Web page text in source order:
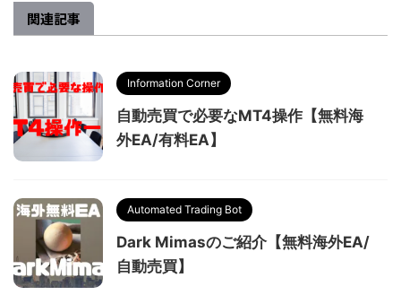
関連記事
Information Corner
自動売買で必要なMT4操作【無料海
外EA/有料EA】
Automated Trading Bot
Dark Mimasのご紹介【無料海外EA/
自動売買】